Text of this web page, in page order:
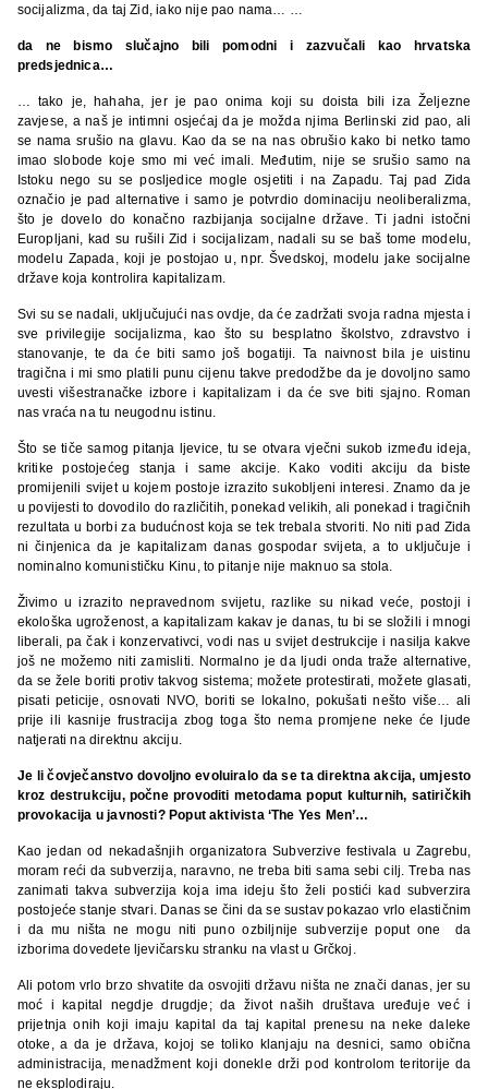
socijalizma, da taj Zid, iako nije pao nama… …
da ne bismo slučajno bili pomodni i zazvučali kao hrvatska
predsjednica…
… tako je, hahaha, jer je pao onima koji su doista bili iza Željezne
zavjese, a naš je intimni osjećaj da je možda njima Berlinski zid pao, ali
se nama srušio na glavu. Kao da se na nas obrušio kako bi netko tamo
imao slobode koje smo mi već imali. Međutim, nije se srušio samo na
Istoku nego su se posljedice mogle osjetiti i na Zapadu. Taj pad Zida
označio je pad alternative i samo je potvrdio dominaciju neoliberalizma,
što je dovelo do konačno razbijanja socijalne države. Ti jadni istočni
Europljani, kad su rušili Zid i socijalizam, nadali su se baš tome modelu,
modelu Zapada, koji je postojao u, npr. Švedskoj, modelu jake socijalne
države koja kontrolira kapitalizam.
Svi su se nadali, uključujući nas ovdje, da će zadržati svoja radna mjesta i
sve privilegije socijalizma, kao što su besplatno školstvo, zdravstvo i
stanovanje, te da će biti samo još bogatiji. Ta naivnost bila je uistinu
tragična i mi smo platili punu cijenu takve predodžbe da je dovoljno samo
uvesti višestranačke izbore i kapitalizam i da će sve biti sjajno. Roman
nas vraća na tu neugodnu istinu.
Što se tiče samog pitanja ljevice, tu se otvara vječni sukob između ideja,
kritike postojećeg stanja i same akcije. Kako voditi akciju da biste
promijenili svijet u kojem postoje izrazito sukobljeni interesi. Znamo da je
u povijesti to dovodilo do različitih, ponekad velikih, ali ponekad i tragičnih
rezultata u borbi za budućnost koja se tek trebala stvoriti. No niti pad Zida
ni činjenica da je kapitalizam danas gospodar svijeta, a to uključuje i
nominalno komunističku Kinu, to pitanje nije maknuo sa stola.
Živimo u izrazito nepravednom svijetu, razlike su nikad veće, postoji i
ekološka ugroženost, a kapitalizam kakav je danas, tu bi se složili i mnogi
liberali, pa čak i konzervativci, vodi nas u svijet destrukcije i nasilja kakve
još ne možemo niti zamisliti. Normalno je da ljudi onda traže alternative,
da se žele boriti protiv takvog sistema; možete protestirati, možete glasati,
pisati peticije, osnovati NVO, boriti se lokalno, pokušati nešto više… ali
prije ili kasnije frustracija zbog toga što nema promjene neke će ljude
natjerati na direktnu akciju.
Je li čovječanstvo dovoljno evoluiralo da se ta direktna akcija, umjesto
kroz destrukciju, počne provoditi metodama poput kulturnih, satiričkih
provokacija u javnosti? Poput aktivista ‘The Yes Men’…
Kao jedan od nekadašnjih organizatora Subverzive festivala u Zagrebu,
moram reći da subverzija, naravno, ne treba biti sama sebi cilj. Treba nas
zanimati takva subverzija koja ima ideju što želi postići kad subverzira
postojeće stanje stvari. Danas se čini da se sustav pokazao vrlo elastičnim
i da mu ništa ne mogu niti puno ozbiljnije subverzije poput one da
izborima dovedete ljevičarsku stranku na vlast u Grčkoj.
Ali potom vrlo brzo shvatite da osvojiti državu ništa ne znači danas, jer su
moć i kapital negdje drugdje; da život naših društava uređuje već i
prijetnja onih koji imaju kapital da taj kapital prenesu na neke daleke
otoke, a da je država, kojoj se toliko klanjaju na desnici, samo obična
administracija, menadžment koji donekle drži pod kontrolom teritorije da
ne eksplodiraju.